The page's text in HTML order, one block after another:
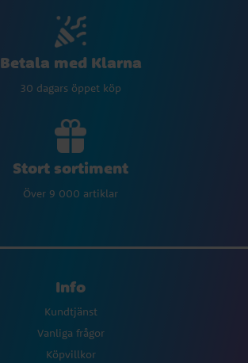
Betala med Klarna
30 dagars öppet köp
Stort sortiment
Över 9 000 artiklar
Info
Kundtjänst
Vanliga frågor
Köpvillkor